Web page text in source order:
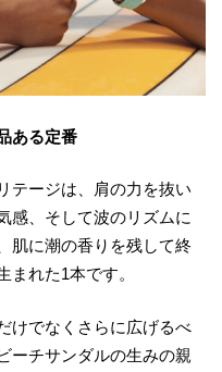
ある定番
テージは、肩の力を抜い
感、そして波のリズムに
肌に潮の香りを残して終
れた1本です。
けでなくさらに広げるべ
ーチサンダルの生みの親